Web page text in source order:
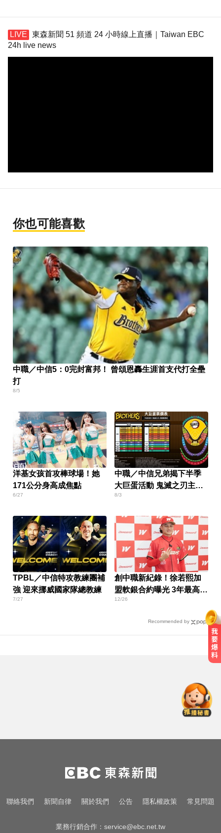
東森新聞 51 頻道 24 小時線上直播｜Taiwan EBC
24h live news
你也可能喜歡
中職／中信5：0完封富邦！ 曾頌恩轟生涯首支代打全壘
打
8/5
洋基女孩首攻棒球場！她
171公分身高成焦點
6/27
中職／中信兄弟揭下半季
大巨蛋活動 鬼滅之刃主題
週9/18開打
8/3
TPBL／中信特攻教練團補
強 迎來挪威國家隊總教練
7/27
創中職新紀錄！徐若熙加
盟軟銀合約曝光 3年最高
4.7億
12/26
Recommended by
肖」：把握黃金7天
「白海豚」逼近！最新暴風圈侵襲
率曝 一縣市達59％
白海豚進逼沖繩鹿兒島 強風豪雨26
聯絡我們 新聞自律 關於我們 公告 隱私權政策 常見問題
業務行銷合作： service@ebc.net.tw